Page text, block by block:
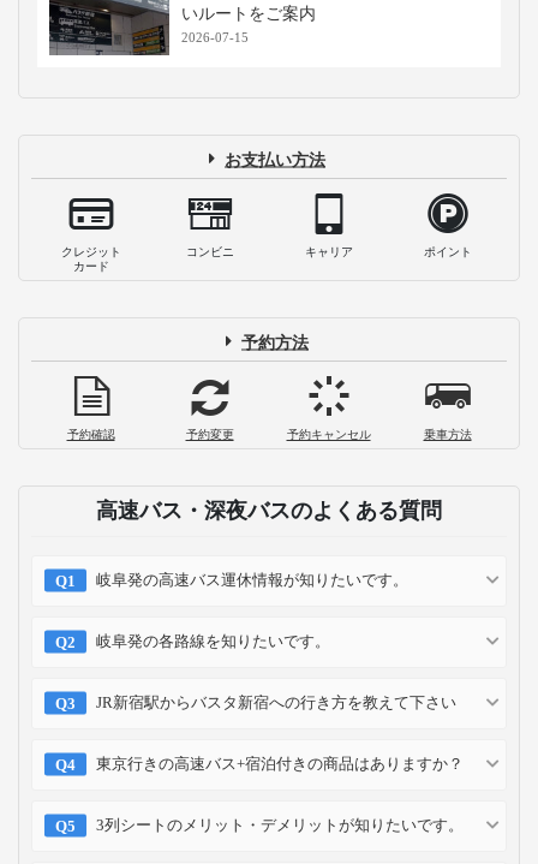
いルートをご案内
2026-07-15
お支払い方法
クレジット
カード
コンビニ キャリア ポイント
予約方法
予約確認 予約変更 予約キャンセル 乗車方法
高速バス・深夜バスのよくある質問
岐阜発の高速バス運休情報が知りたいです。
岐阜発の各路線を知りたいです。
JR新宿駅からバスタ新宿への行き方を教えて下さい
東京行きの高速バス+宿泊付きの商品はありますか？
3列シートのメリット・デメリットが知りたいです。